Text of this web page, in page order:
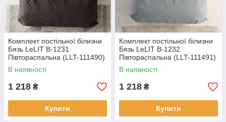
Комплект постільної білизни
Бязь LeLIT B-1231
Півтораспальна (LLT-111490)
В наявності
1 218 ₴
Купити
Комплект постільної білизни
Бязь LeLIT B-1232
Півтораспальна (LLT-111491)
В наявності
1 218 ₴
Купити